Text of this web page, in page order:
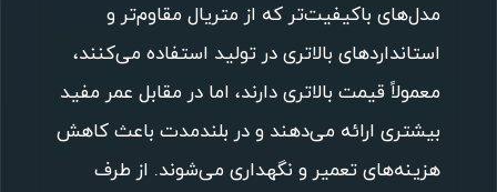
مدل‌های باکیفیت‌تر که از متریال مقاوم‌تر و
استانداردهای بالاتری در تولید استفاده می‌کنند،
معمولاً قیمت بالاتری دارند، اما در مقابل عمر مفید
بیشتری ارائه می‌دهند و در بلندمدت باعث کاهش
هزینه‌های تعمیر و نگهداری می‌شوند. از طرف